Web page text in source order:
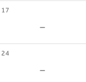
17
-
24
-